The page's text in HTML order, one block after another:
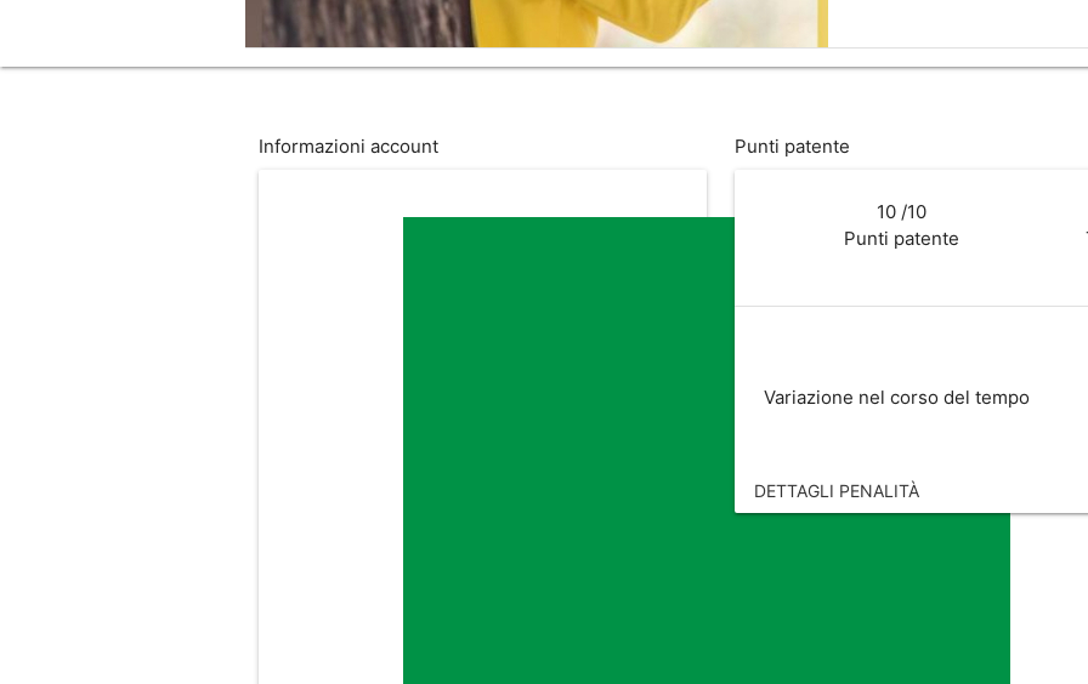
Informazioni account Punti patente
10 /10
Punti patente
Variazione nel corso del tempo
DETTAGLI PENALITÀ